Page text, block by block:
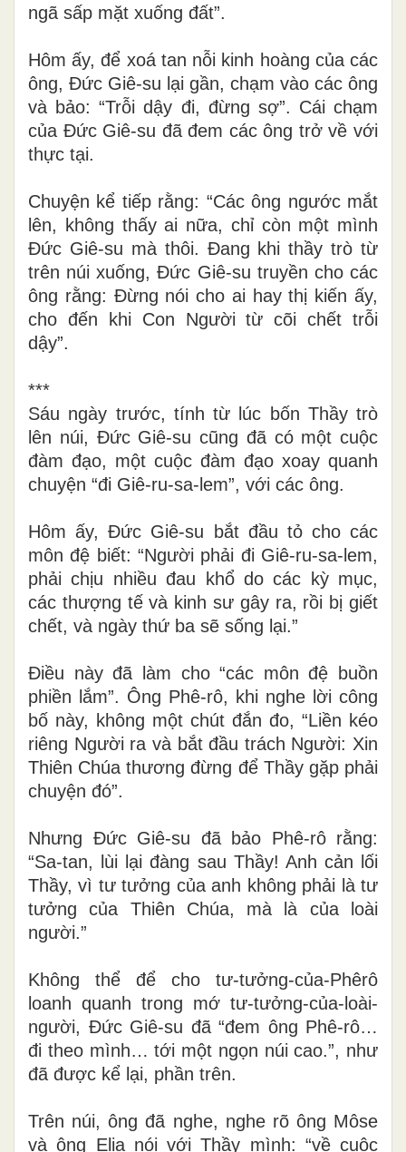
ngã sấp mặt xuống đất”.
Hôm ấy, để xoá tan nỗi kinh hoàng của các
ông, Đức Giê-su lại gần, chạm vào các ông
và bảo: “Trỗi dậy đi, đừng sợ”. Cái chạm
của Đức Giê-su đã đem các ông trở về với
thực tại.
Chuyện kể tiếp rằng: “Các ông ngước mắt
lên, không thấy ai nữa, chỉ còn một mình
Đức Giê-su mà thôi. Đang khi thầy trò từ
trên núi xuống, Đức Giê-su truyền cho các
ông rằng: Đừng nói cho ai hay thị kiến ấy,
cho đến khi Con Người từ cõi chết trỗi
dậy”.
***
Sáu ngày trước, tính từ lúc bốn Thầy trò
lên núi, Đức Giê-su cũng đã có một cuộc
đàm đạo, một cuộc đàm đạo xoay quanh
chuyện “đi Giê-ru-sa-lem”, với các ông.
Hôm ấy, Đức Giê-su bắt đầu tỏ cho các
môn đệ biết: “Người phải đi Giê-ru-sa-lem,
phải chịu nhiều đau khổ do các kỳ mục,
các thượng tế và kinh sư gây ra, rồi bị giết
chết, và ngày thứ ba sẽ sống lại.”
Điều này đã làm cho “các môn đệ buồn
phiền lắm”. Ông Phê-rô, khi nghe lời công
bố này, không một chút đắn đo, “Liền kéo
riêng Người ra và bắt đầu trách Người: Xin
Thiên Chúa thương đừng để Thầy gặp phải
chuyện đó”.
Nhưng Đức Giê-su đã bảo Phê-rô rằng:
“Sa-tan, lùi lại đàng sau Thầy! Anh cản lối
Thầy, vì tư tưởng của anh không phải là tư
tưởng của Thiên Chúa, mà là của loài
người.”
Không thể để cho tư-tưởng-của-Phêrô
loanh quanh trong mớ tư-tưởng-của-loài-
người, Đức Giê-su đã “đem ông Phê-rô…
đi theo mình… tới một ngọn núi cao.”, như
đã được kể lại, phần trên.
Trên núi, ông đã nghe, nghe rõ ông Môse
và ông Elia nói với Thầy mình: “về cuộc